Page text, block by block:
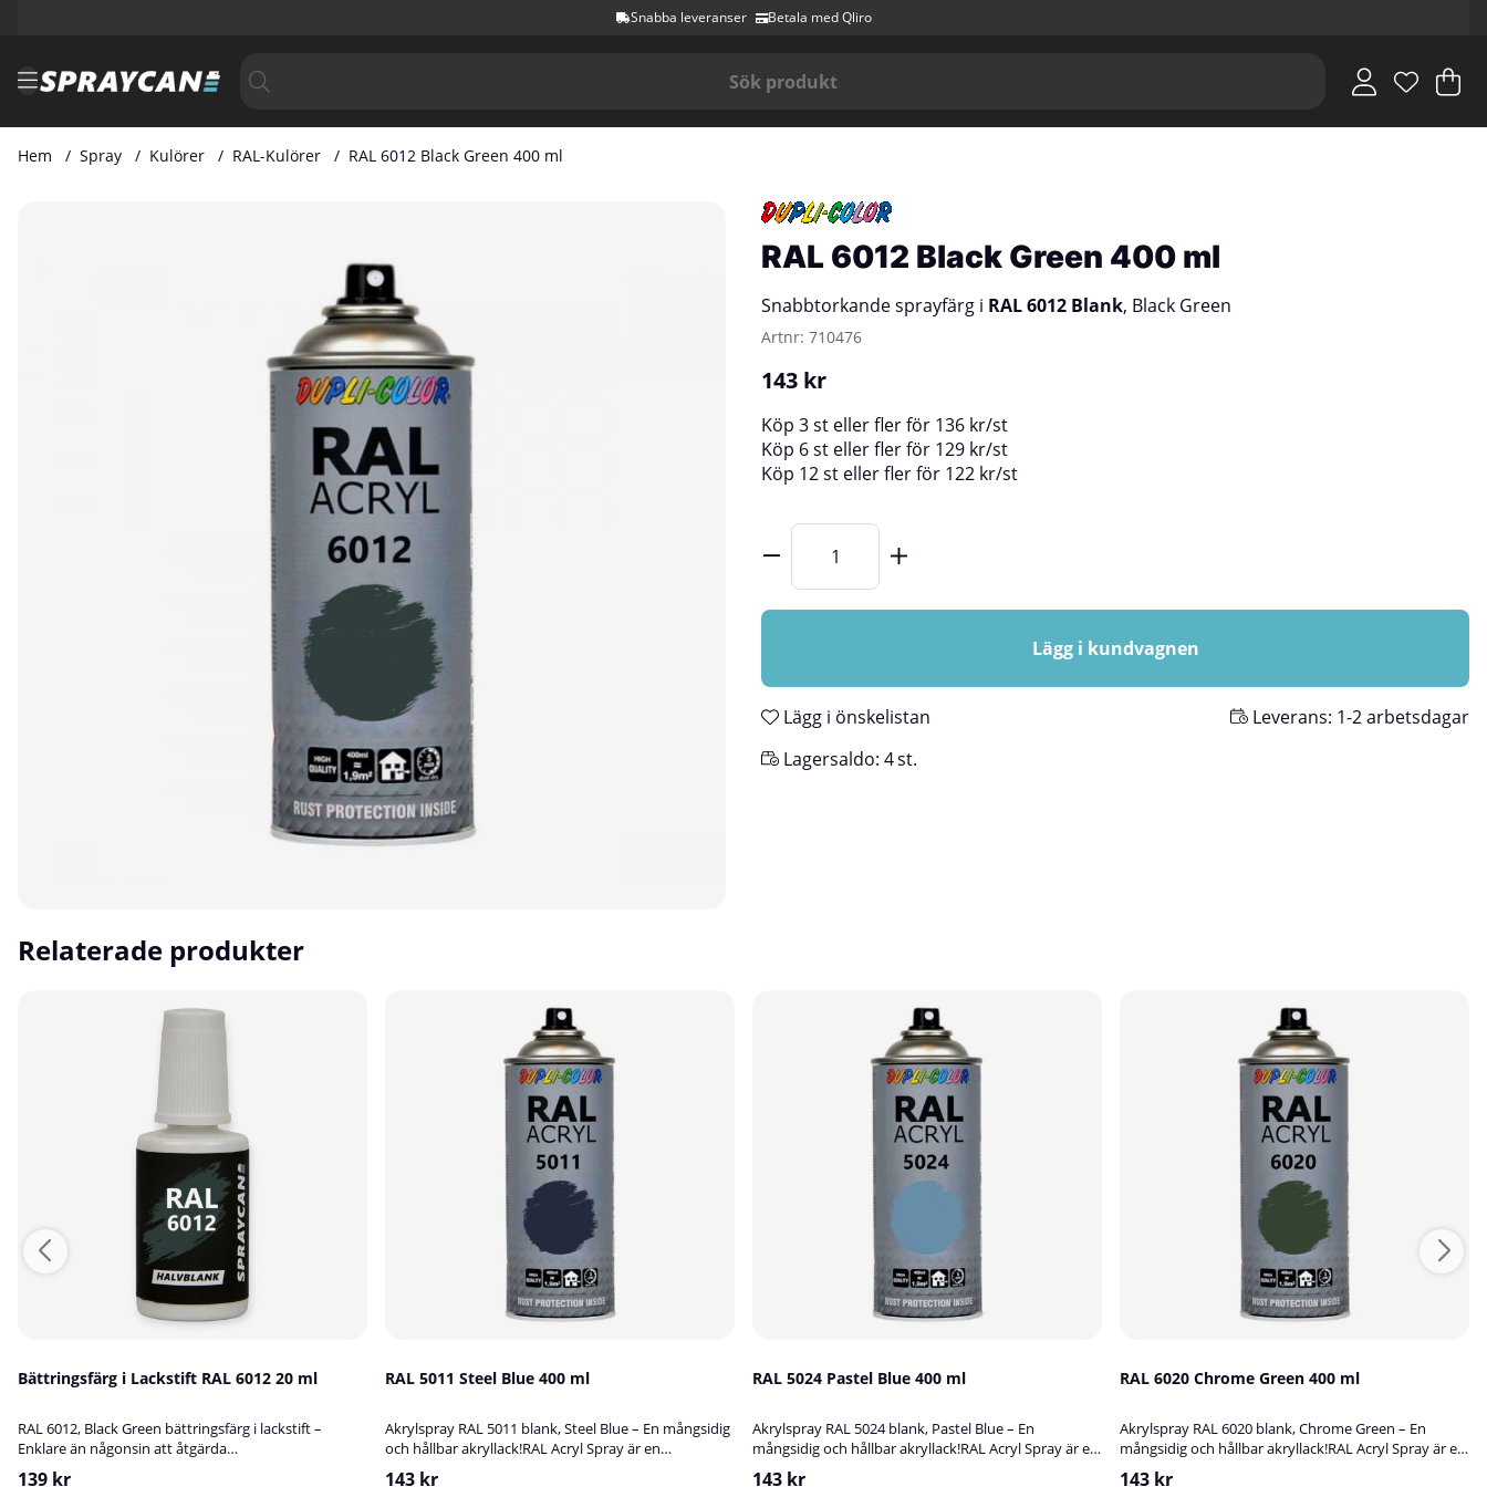
Snabba leveranser Betala med Qliro
.
Hem Spray Kulörer RAL-Kulörer RAL 6012 Black Green 400 ml
RAL 6012 Black Green 400 ml
Snabbtorkande sprayfärg i RAL 6012 Blank, Black Green
Artnr: 710476
143 kr
Köp 3 st eller fler för 136 kr/st
Köp 6 st eller fler för 129 kr/st
Köp 12 st eller fler för 122 kr/st
Lägg i kundvagnen
Lägg i önskelistan Leverans: 1-2 arbetsdagar
Lagersaldo: 4st.
Relaterade produkter
Bättringsfärg i Lackstift RAL 6012 20 ml
RAL 6012, Black Green bättringsfärg i lackstift –
Enklare än någonsin att åtgärda
lackskador!Spraycans RAL-lackstift är en
139 kr
RAL 5011 Steel Blue 400 ml
Akrylspray RAL 5011 blank, Steel Blue – En mångsidig
och hållbar akryllack!RAL Acryl Spray är en
högkvalitativ akryllack som är perfekt för att
143 kr
RAL 5024 Pastel Blue 400 ml
Akrylspray RAL 5024 blank, Pastel Blue – En
mångsidig och hållbar akryllack!RAL Acryl Spray är en
högkvalitativ akryllack som är perfekt för att
143 kr
RAL 6020 Chrome Green 400 ml
Akrylspray RAL 6020 blank, Chrome Green – En
mångsidig och hållbar akryllack!RAL Acryl Spray är en
högkvalitativ akryllack som är perfekt för att
143 kr